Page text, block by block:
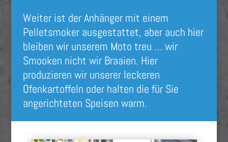
Weiter ist der Anhänger mit einem
Pelletsmoker ausgestattet, aber auch hier
bleiben wir unserem Moto treu … wir
Smooken nicht wir Braaien. Hier
produzieren wir unserer leckeren
Ofenkartoffeln oder halten die für Sie
angerichteten Speisen warm.